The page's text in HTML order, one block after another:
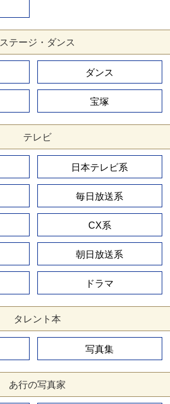
ステージ・ダンス
ダンス
宝塚
テレビ
日本テレビ系
毎日放送系
CX系
朝日放送系
ドラマ
タレント本
写真集
あ行の写真家